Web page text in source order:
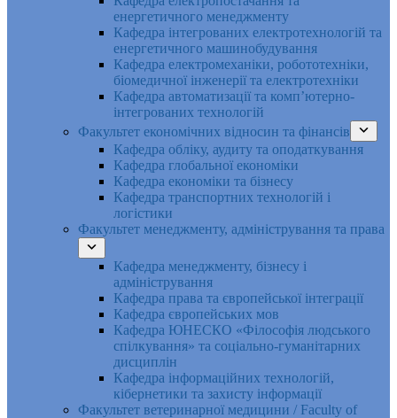
енергетичного менеджменту
Кафедра інтегрованих електротехнологій та
енергетичного машинобудування
Кафедра електромеханіки, робототехніки,
біомедичної інженерії та електротехніки
Кафедра автоматизації та комп’ютерно-
інтегрованих технологій
Факультет економічних відносин та фінансів
Кафедра обліку, аудиту та оподаткування
Кафедра глобальної економіки
Кафедра економіки та бізнесу
Кафедра транспортних технологій і
логістики
Факультет менеджменту, адміністрування та права
Кафедра менеджменту, бізнесу і
адміністрування
Кафедра права та європейської інтеграції
Кафедра європейських мов
Кафедра ЮНЕСКО «Філософія людського
спілкування» та соціально-гуманітарних
дисциплін
Кафедра інформаційних технологій,
кібернетики та захисту інформації
Факультет ветеринарної медицини / Faculty of